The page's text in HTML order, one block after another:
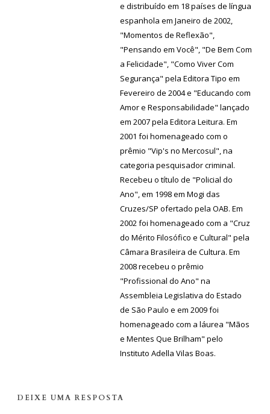
e distribuído em 18 países de língua
espanhola em Janeiro de 2002,
"Momentos de Reflexão",
"Pensando em Você", "De Bem Com
a Felicidade", "Como Viver Com
Segurança" pela Editora Tipo em
Fevereiro de 2004 e "Educando com
Amor e Responsabilidade" lançado
em 2007 pela Editora Leitura. Em
2001 foi homenageado com o
prêmio "Vip's no Mercosul", na
categoria pesquisador criminal.
Recebeu o título de "Policial do
Ano", em 1998 em Mogi das
Cruzes/SP ofertado pela OAB. Em
2002 foi homenageado com a "Cruz
do Mérito Filosófico e Cultural" pela
Câmara Brasileira de Cultura. Em
2008 recebeu o prêmio
"Profissional do Ano" na
Assembleia Legislativa do Estado
de São Paulo e em 2009 foi
homenageado com a láurea "Mãos
e Mentes Que Brilham" pelo
Instituto Adella Vilas Boas.
DEIXE UMA RESPOSTA